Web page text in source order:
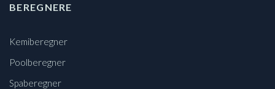
BEREGNERE
Kemiberegner
Poolberegner
Spaberegner